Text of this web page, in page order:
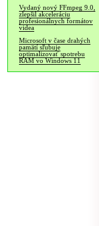
Vydaný nový FFmpeg 9.0,
zlepšil akceleráciu
profesionálnych formátov
videa
Microsoft v čase drahých
pamätí sľubuje
optimalizovať spotrebu
RAM vo Windows 11